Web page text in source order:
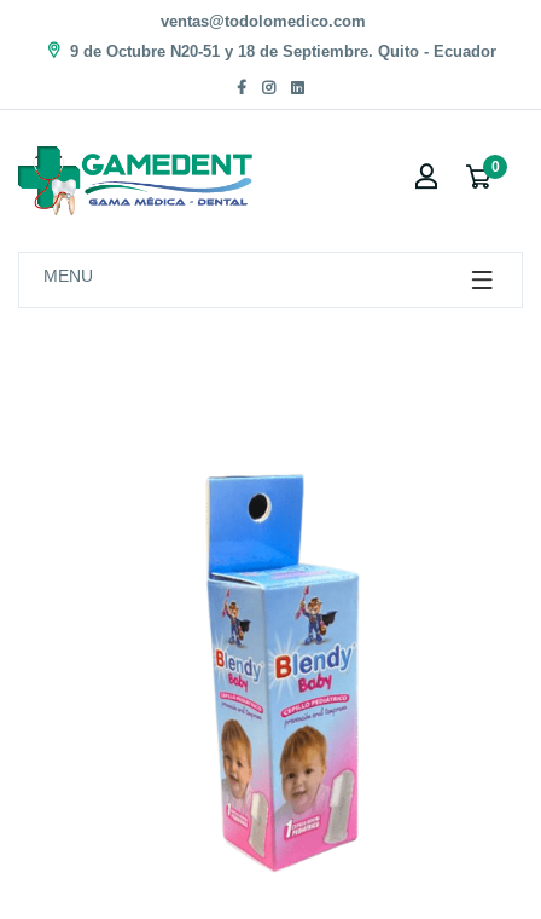
ventas@todolomedico.com
9 de Octubre N20-51 y 18 de Septiembre. Quito - Ecuador
0
MENU